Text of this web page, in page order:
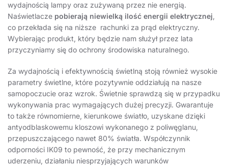
wydajnością lampy oraz zużywaną przez nie energią.
Naświetlacze pobierają niewielką ilość energii elektrycznej,
co przekłada się na niższe rachunki za prąd elektryczny.
Wybierając produkt, który będzie nam służył przez lata
przyczyniamy się do ochrony środowiska naturalnego.
Za wydajnością i efektywnością świetlną stoją również wysokie
parametry świetlne, które pozytywnie oddziałują na nasze
samopoczucie oraz wzrok. Świetnie sprawdzą się w przypadku
wykonywania prac wymagających dużej precyzji. Gwarantuje
to także równomierne, kierunkowe światło, uzyskane dzięki
antyodblaskowemu kloszowi wykonanego z poliwęglanu,
przepuszczającego nawet 80% światła. Współczynnik
odporności IK09 to pewność, że przy mechanicznym
uderzeniu, działaniu niesprzyjających warunków